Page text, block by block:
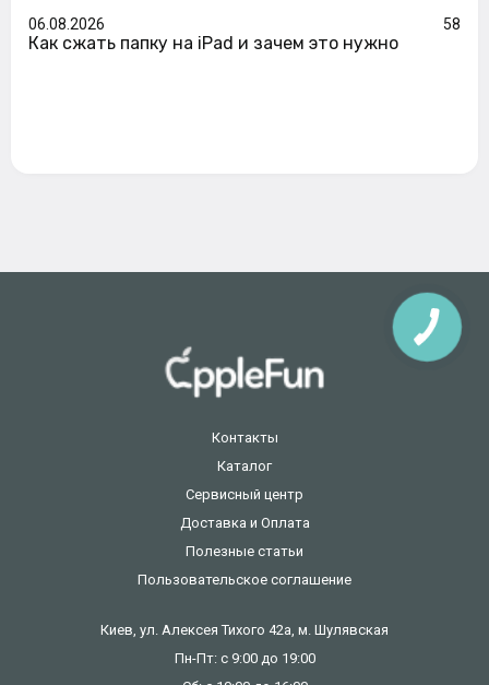
06.08.2026 58
Как сжать папку на iPad и зачем это нужно
Контакты
Каталог
Сервисный центр
Доставка и Оплата
Полезные статьи
Пользовательское соглашение
Киев, ул. Алексея Тихого 42а, м. Шулявская
Пн-Пт: с 9:00 до 19:00
КНОПКА
ЗВ'ЯЗКУ